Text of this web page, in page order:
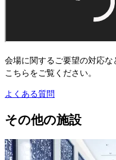
会場に関するご要望の対応な
こちらをご覧ください。
よくある質問
その他の施設